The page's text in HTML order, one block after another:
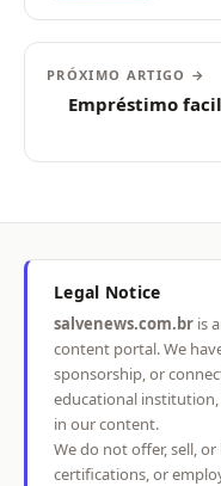
PRÓXIMO ARTIGO →
Empréstimo
Legal Notice
salvenews.com.br is
content portal. We
sponsorship, or
educational
in our content.
We do not offer, sell,
certifications, or